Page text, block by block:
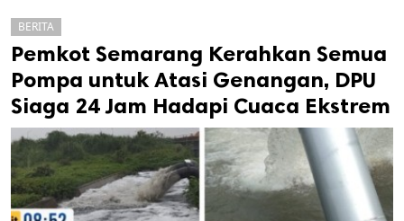
BERITA
Pemkot Semarang Kerahkan Semua
Pompa untuk Atasi Genangan, DPU
Siaga 24 Jam Hadapi Cuaca Ekstrem